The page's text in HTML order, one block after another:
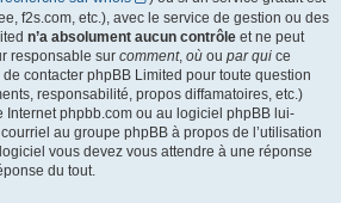
f2s.com, etc.), avec le service de gestion ou des
n’a absolument aucun contrôle et ne peut
responsable sur comment, où ou par qui ce
contacter phpBB Limited pour toute question
responsabilité, propos diffamatoires, etc.)
Internet phpbb.com ou au logiciel phpBB lui-
au groupe phpBB à propos de l’utilisation
vous devez vous attendre à une réponse
du tout.